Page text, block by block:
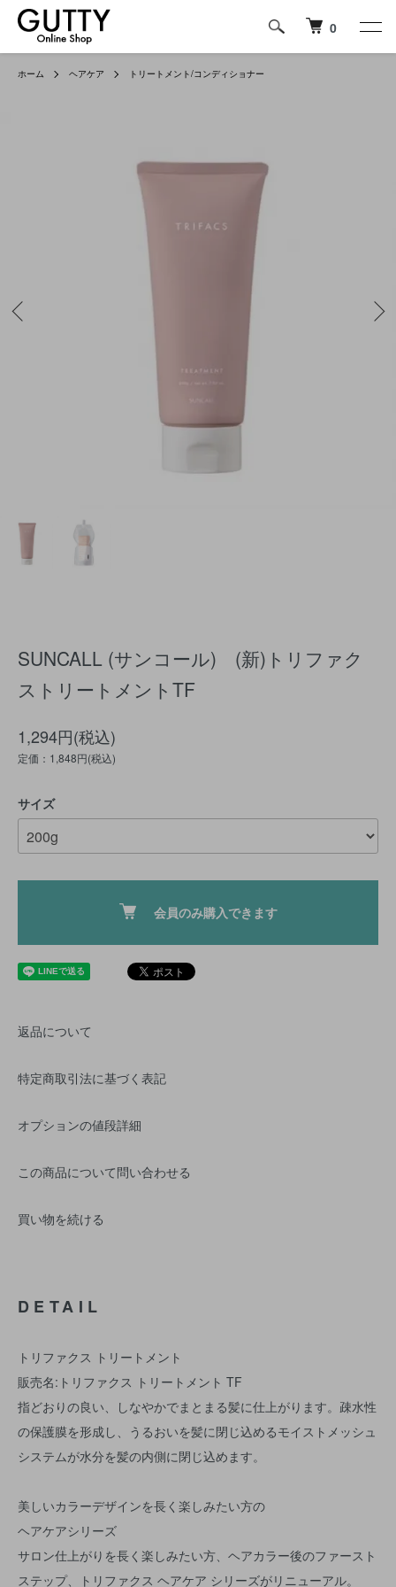
0
ホーム ヘアケア トリートメント/コンディショナー
SUNCALL (サンコール) (新)トリファク
ストリートメントTF
1,294円(税込)
定価：1,848円(税込)
サイズ
会員のみ購入できます
返品について
特定商取引法に基づく表記
オプションの値段詳細
この商品について問い合わせる
買い物を続ける
DETAIL
トリファクス トリートメント
販売名:トリファクス トリートメント TF
指どおりの良い、しなやかでまとまる髪に仕上がります。疎水性
の保護膜を形成し、うるおいを髪に閉じ込めるモイストメッシュ
システムが水分を髪の内側に閉じ込めます。
美しいカラーデザインを長く楽しみたい方の
ヘアケアシリーズ
サロン仕上がりを長く楽しみたい方、ヘアカラー後のファースト
ステップ、トリファクス ヘアケア シリーズがリニューアル。